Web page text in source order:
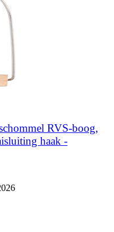
RVS-boog,
haak -